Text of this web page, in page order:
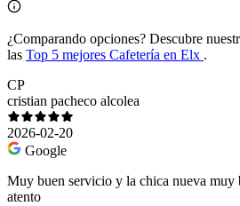
¿Comparando opciones? Descubre
las Top 5 mejores Cafetería en Elx .
CP
cristian pacheco alcolea
2026-02-20
Google
Muy buen servicio y la chica nueva muy
atento